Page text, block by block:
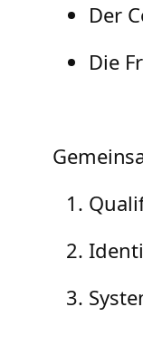
Der
Die